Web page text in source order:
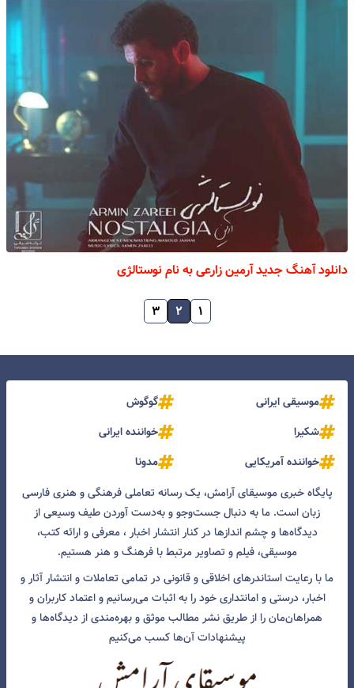
دانلود آهنگ جدید آرمین زارعی به نام نوستالژی
۱ ۲ ۳
موسیقی ایرانی
گوگوش
شکیرا
خواننده ایرانی
خواننده آمریکایی
مدونا
پایگاه خبری موسیقای آرامش، یک رسانه تعاملی فرهنگی و هنری فارسی
زبان است. ما به دنبال جست‌و‌جو و به‌دست آوردن طیف وسیعی از
دیدگاه‌ها و چشم انداز‌ها در کنار انتشار اخبار ، معرفی و ارائه کتب،
موسیقی، فیلم و تصاویر مرتبط با فرهنگ و هنر هستیم.
ما با رعایت استاندرهای اخلاقی و قانونی در تمامی تعاملات و انتشار آثار و
اخبار، درستی و امانتداری خود را به اثبات می‌رسانیم و اعتماد کاربران و
همراهان‌مان را از طریق نشر مطالب موثق و بهره‌مندی از دیدگاه‌ها و
پیشنهادات آن‌ها کسب می‌کنیم